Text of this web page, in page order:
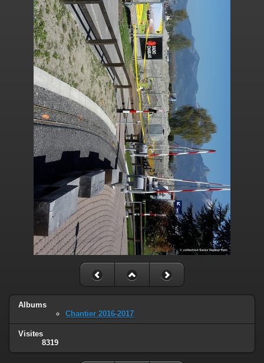
Albums
Chantier 2016-2017
Visites
8319